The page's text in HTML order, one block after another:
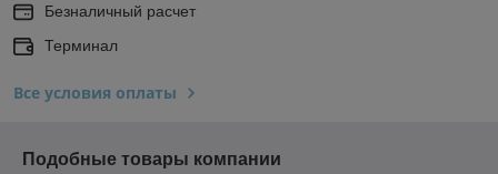
Безналичный расчет
Терминал
Все условия оплаты
Подобные товары компании